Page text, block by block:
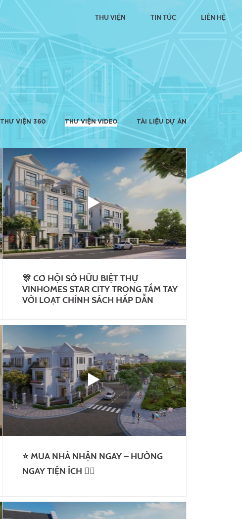
THƯ VIỆN TIN TỨC LIÊN HỆ
THƯ VIỆN 360 THƯ VIỆN VIDEO TÀI LIỆU DỰ ÁN
🎊 CƠ HỘI SỞ HỮU BIỆT THỰ
VINHOMES STAR CITY TRONG TẦM TAY
VỚI LOẠT CHÍNH SÁCH HẤP DẪN
⭐️ MUA NHÀ NHẬN NGAY – HƯỞNG
NGAY TIỆN ÍCH 🏊‍♂️